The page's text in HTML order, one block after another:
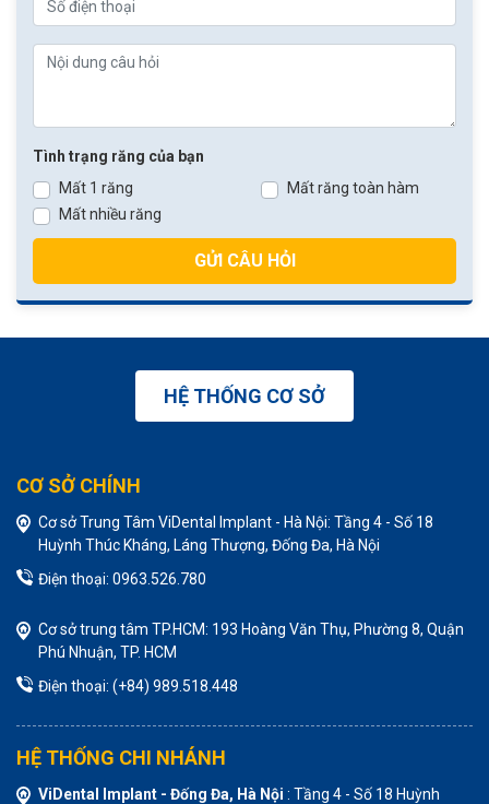
Tình trạng răng của bạn
Mất 1 răng
Mất nhiều răng
Mất răng toàn hàm
GỬI CÂU HỎI
HỆ THỐNG CƠ SỞ
CƠ SỞ CHÍNH
Cơ sở Trung Tâm ViDental Implant - Hà Nội: Tầng 4 - Số 18
Huỳnh Thúc Kháng, Láng Thượng, Đống Đa, Hà Nội
Điện thoại: 0963.526.780
Cơ sở trung tâm TP.HCM: 193 Hoàng Văn Thụ, Phường 8, Quận
Phú Nhuận, TP. HCM
Điện thoại: (+84) 989.518.448
HỆ THỐNG CHI NHÁNH
ViDental Implant - Đống Đa, Hà Nội : Tầng 4 - Số 18 Huỳnh